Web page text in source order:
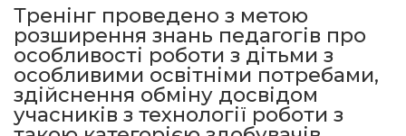
Тренінг проведено з метою
розширення знань педагогів про
особливості роботи з дітьми з
особливими освітніми потребами,
здійснення обміну досвідом
учасників з технології роботи з